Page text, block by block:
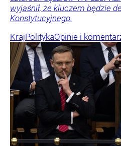
wyjaśnił, że kluczem będzie
Konstytucyjnego.
KrajPolitykaOpinie i